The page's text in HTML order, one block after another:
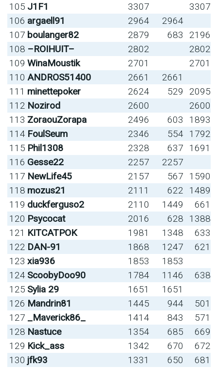
105 J1F1 3307
3307
106 argaell91 2964
2964
107 boulanger82 2879 683
2196
108 –ROIHUIT– 2802
2802
109 WinaMoustik 2701
2701
110 ANDROS51400 2661
2661
111 minettepoker 2624 529
2095
112 Nozirod 2600
2600
113 ZoraouZorapa 2496 603
1893
114 FoulSeum 2346 554
1792
115 Phil1308 2328 637
1691
116 Gesse22 2257
2257
117 NewLife45 2157 567
1590
118 mozus21 2111 622
1489
119 duckferguso2 2110 1449
661
120 Psycocat 2016 628
1388
121 KITCATPOK 1981 1348
633
122 DAN-91 1868 1247
621
123 xia936 1853
1853
124 ScoobyDoo90 1784 1146
638
125 Sylia 29 1651
1651
126 Mandrin81 1445 944
501
127 _Maverick86_ 1414 843
571
128 Nastuce 1354 685
669
129 Kick_ass 1342 670
672
130 jfk93 1331 650
681